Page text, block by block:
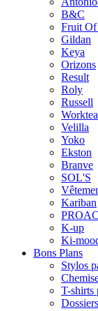
B&C
Fruit
Gildan
Keya
Orizons
Result
Roly
Russell
Velilla
Yoko
Ekston
Branve
SOL'S
Kariban
K-up
Ki-
Bons Plans
Stylos
T-shirts